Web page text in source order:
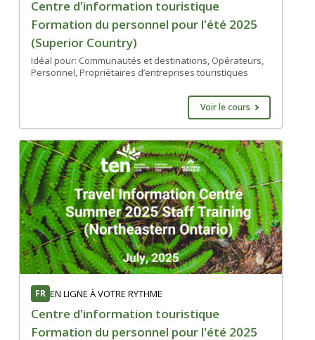
Centre d'information touristique
Formation du personnel pour l'été 2025
(Superior Country)
Idéal pour: Communautés et destinations, Opérateurs,
Personnel, Propriétaires d’entreprises touristiques
Voir le cours
FR EN LIGNE À VOTRE RYTHME
Centre d'information touristique
Formation du personnel pour l'été 2025